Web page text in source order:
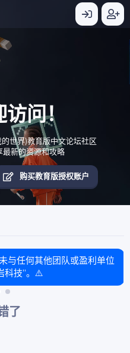
问！
世界)教育版中文论坛社区
新的资源和攻略
购买教育版授权账户
与任何其他团队或盈利单位
科技”。⚠️
了